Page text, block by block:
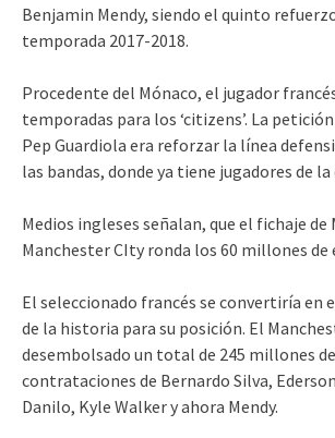
Benjamin Mendy, siendo el quinto
temporada 2017-2018.
Procedente del Mónaco, el jugador
temporadas para los ‘citizens’. La
Pep Guardiola era reforzar la línea
las bandas, donde ya tiene jugadores de
Medios ingleses señalan, que el fichaje de
Manchester CIty ronda los 60 millones de
El seleccionado francés se convertiría en
de la historia para su posición. El
desembolsado un total de 245 millones
contrataciones de Bernardo Silva,
Danilo, Kyle Walker y ahora Mendy.